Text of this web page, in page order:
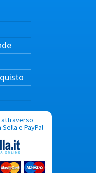
attraverso
e PayPal